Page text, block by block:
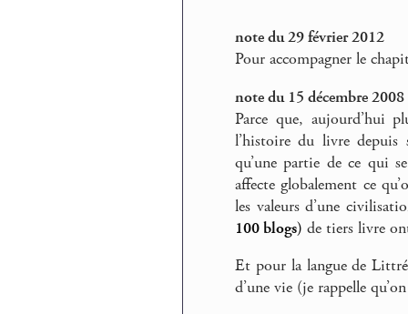
note du 29 février 2012
Pour accompagner le
note du 15 décembre 2008
Parce que, aujourd’hui
l’histoire du livre depuis
qu’une partie de ce qui
affecte globalement ce
les valeurs d’une
100 blogs) de tiers livre
Et pour la langue de
d’une vie (je rappelle